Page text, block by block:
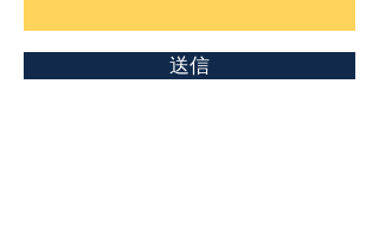
送信